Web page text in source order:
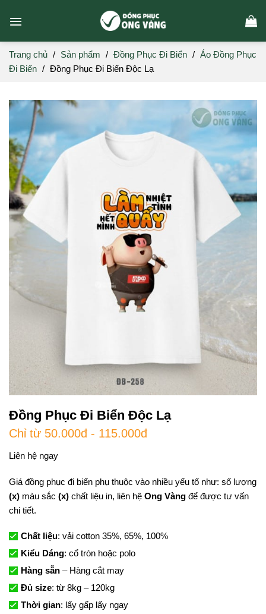
Trang chủ / Sản phẩm / Đồng Phục Đi Biển / Áo Đồng Phục
Đi Biển / Đồng Phục Đi Biển Độc Lạ
Đồng Phục Đi Biển Độc Lạ
Chỉ từ 50.000đ - 115.000đ
Liên hệ ngay
Giá đồng phục đi biển phụ thuộc vào nhiều yếu tố như: số lượng
(x)màu sắc (x) chất liệu in, liên hệ Ong Vàngđể được tư vấn
chi tiết.
Chất liệu: vải cotton 35%, 65%, 100%
Kiểu Dáng: cổ tròn hoặc polo
Hàng sẵn– Hàng cắt may
Đủ size: từ 8kg – 120kg
Thời gian: lấy gấp lấy ngay